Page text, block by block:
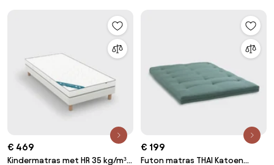
€ 469
Kindermatras met HR 35 kg/m³
€ 199
Futon matras THAI Katoen